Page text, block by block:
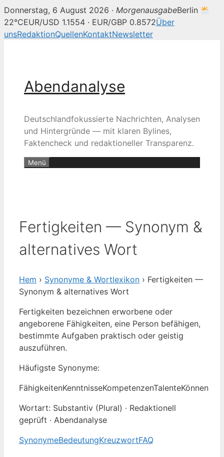
Donnerstag, 6 August 2026 · MorgenausgabeBerlin
22°CEUR/USD 1.1554 · EUR/GBP 0.8572Über
unsRedaktionQuellenKontaktNewsletter
Abendanalyse
Deutschlandfokussierte Nachrichten, Analysen
und Hintergründe — mit klaren Bylines,
Faktencheck und redaktioneller Transparenz.
Menü
Fertigkeiten — Synonym &
alternatives Wort
Hem › Synonyme & Wortlexikon › Fertigkeiten —
Synonym & alternatives Wort
Fertigkeiten bezeichnen erworbene oder
angeborene Fähigkeiten, eine Person befähigen,
bestimmte Aufgaben praktisch oder geistig
auszuführen.
Häufigste Synonyme:
FähigkeitenKenntnisseKompetenzenTalenteKönnen
Wortart: Substantiv (Plural) · Redaktionell
geprüft · Abendanalyse
SynonymeBedeutungKreuzwortFAQ